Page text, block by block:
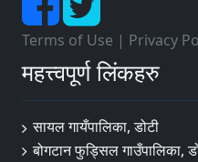
Terms of Use | Privacy
महत्त्वपूर्ण लिंकहरु
सायल गायँपालिका, डोटी
बोगटान फुड्सिल गाउँपालिका,